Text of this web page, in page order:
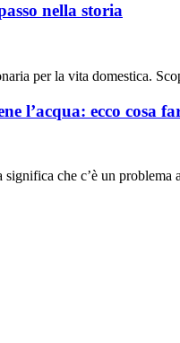
nella storia
per la vita domestica.
l’acqua: ecco cosa
che c’è un